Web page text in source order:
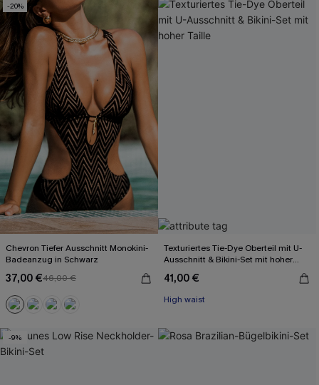
-20%
Chevron Tiefer Ausschnitt Monokini-
Badeanzug in Schwarz
37,00 €46,00 €
Texturiertes Tie-Dye Oberteil mit U-
Ausschnitt & Bikini-Set mit hoher
41,00 €
High waist
-9%